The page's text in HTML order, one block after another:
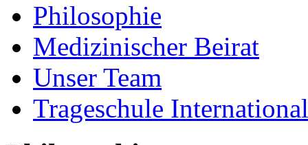
Philosophie
Medizinischer Beirat
Unser Team
Trageschule International